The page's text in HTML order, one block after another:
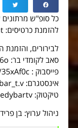
כל סופ"ש
להזמנת כרטיסים: https://bit.ly/3s4SKat
לבירורים, והזמנת
סאב לקומדי בר: https://goo.gl/YD8W6o
פייסבוק : http://bit.ly/35xAf0c
אינסטגרם: comedybar_t.v
טיקטוק: comedybartv
ניהול ערוץ: בן